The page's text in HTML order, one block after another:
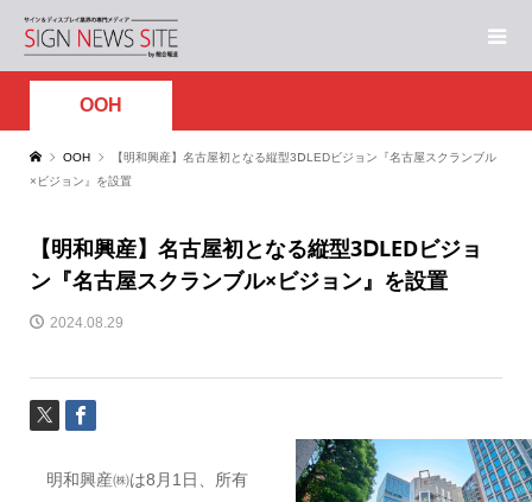
OOH
OOH
【明和興産】名古屋初となる縦型3ⅮLEDビジョン『名古屋スクランブル
×ビジョン』を設置
【明和興産】名古屋初となる縦型3ⅮLEDビジョ
ン『名古屋スクランブル×ビジョン』を設置
2024.08.29
明和興産㈱は8月1日、所有